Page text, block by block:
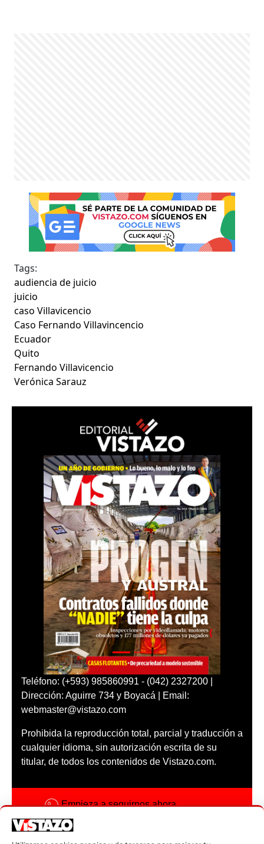
Tags:
audiencia de juicio
juicio
caso Villavicencio
Caso Fernando Villavincencio
Ecuador
Quito
Fernando Villavicencio
Verónica Sarauz
Teléfono: (+593) 985860991 - (042) 2327200 |
Dirección: Aguirre 734 y Boyacá | Email:
webmaster@vistazo.com
Prohibida la reproducción total, parcial y traducción a
cualquier idioma, sin autorización escrita de su
titular, de todos los contenidos de Vistazo.com.
Empieza a seguirnos ahora